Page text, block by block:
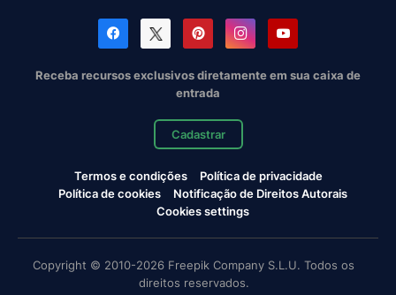
Receba recursos exclusivos diretamente em sua caixa de
entrada
Cadastrar
Termos e condições
Política de privacidade
Política de cookies
Notificação de Direitos Autorais
Cookies settings
Copyright © 2010-2026 Freepik Company S.L.U. Todos os
direitos reservados.